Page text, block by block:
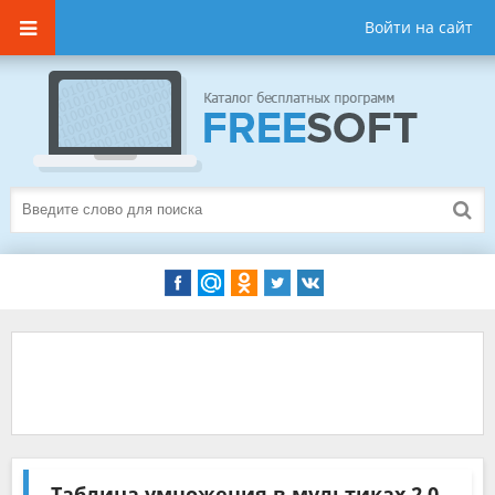
Войти на сайт